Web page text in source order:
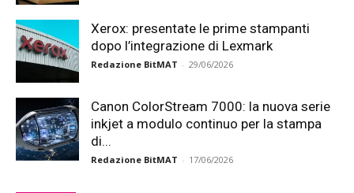
Xerox: presentate le prime stampanti
dopo l’integrazione di Lexmark
Redazione BitMAT - 29/06/2026
Canon ColorStream 7000: la nuova serie
inkjet a modulo continuo per la stampa
di...
Redazione BitMAT - 17/06/2026